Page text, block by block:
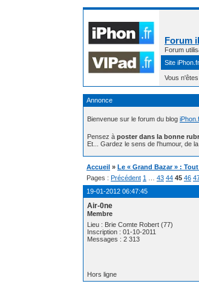
Forum
Forum
Site iPhon.fr
Vous
Annonce
Bienvenue sur le forum du blog
Pensez à poster dans la bonne
Et... Gardez le sens de l'humour, de
Accueil » Le « Grand Bazar » :
Pages : Précédent 1 43 44 45 46
19-01-2012 06:47:45
Air-0ne
Membre
Lieu : Brie Comte Robert (77)
Inscription : 01-10-2011
Messages : 2 313
Hors ligne